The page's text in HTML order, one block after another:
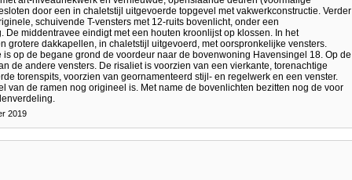
door een in chaletstijl uitgevoerde topgevel met vakwerkconstructie. Verder
schuivende T-vensters met 12-ruits bovenlicht, onder een
middentravee eindigt met een houten kroonlijst op klossen. In het
grotere dakkapellen, in chaletstijl uitgevoerd, met oorspronkelijke vensters.
is op de begane grond de voordeur naar de bovenwoning Havensingel 18. Op de
de andere vensters. De risaliet is voorzien van een vierkante, torenachtige
torenspits, voorzien van geornamenteerd stijl- en regelwerk en een venster.
van de ramen nog origineel is. Met name de bovenlichten bezitten nog de voor
2019